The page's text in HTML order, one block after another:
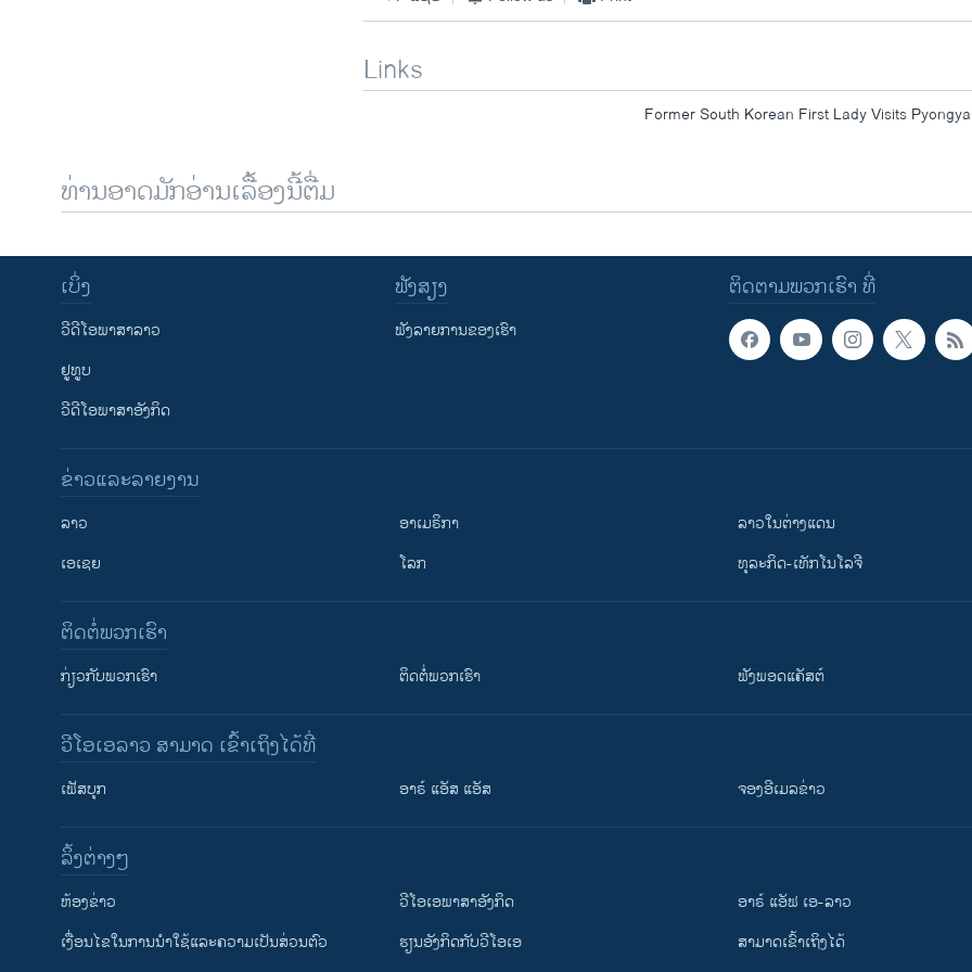
ຕິດຕາມພວກເຮົາ ທີ່
Links
Former South Korean First Lady Visits
ທ່ານອາດມັກອ່ານເລື້ອງນີ້ຕື່ມ
ຕິດຕາມພວກເຮົາ ທີ່
ເບິ່ງ
ວີດີໂອພາສາລາວ
ຢູທູບ
ວີດີໂອພາສາອັງກິດ
ຟັງສຽງ
ຟັງລາຍການຂອງເຮົາ
ຂ່າວແລະລາຍງານ
ລາວ
ເອເຊຍ
ອາເມຣິກາ
ໂລກ
ລາວໃນຕ່າງແດນ
ທຸລະກິດ-ເທັກໂນໂລຈີ
ຕິດຕໍ່ພວກເຮົາ
ກ່ຽວກັບພວກເຮົາ ຕິດຕໍ່ພວກເຮົາ ຟັງພອດແຄັສຕ໌
ວີໂອເອລາວ ສາມາດ ເຂົ້າເຖິງໄດ້ທີ່
ເຟັສບຸກ ອາຣ໌ ແອັສ ແອັສ ຈອງອີເມລຂ່າວ
​ລິ້ງ​ຕ່າງໆ
​ຫ້ອງ​ຂ່າວ
​ເງື່ອນ​ໄຂ​ໃນ​ການ​ນຳ​ໃຊ້​ແລະຄວາມ​ເປັນ​ສ່​ວນ​ຕົວ
ວີ​ໂອ​ເອ​ພາ​ສາ​ອັງ​ກິດ
​ຮຽນ​ອັງ​ກິດ​ກັບ​ວີ​ໂອ​ເອ
ອາຣ໌ ແອັຟ ເອ-ລາວ
ສາມາດເຂົ້າເຖິງໄດ້